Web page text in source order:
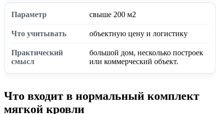
свыше 200 м2
объектную цену и логистику
большой дом, несколько построек
или коммерческий объект.
Что входит в нормальный комплект
мягкой кровли